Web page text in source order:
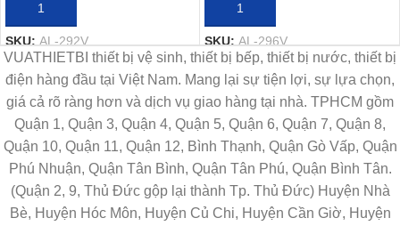
THÊM VÀO GIỎ HÀNG
SKU:AL-292V
THÊM VÀO GIỎ HÀNG
SKU:AL-296V
VUATHIETBI thiết bị vệ sinh, thiết bị bếp, thiết bị nước, thiết bị
điện hàng đầu tại Việt Nam. Mang lại sự tiện lợi, sự lựa chọn,
giá cả rõ ràng hơn và dịch vụ giao hàng tại nhà. TPHCM gồm
Quận 1, Quận 3, Quận 4, Quận 5, Quận 6, Quận 7, Quận 8,
Quận 10, Quận 11, Quận 12, Bình Thạnh, Quận Gò Vấp, Quận
Phú Nhuận, Quận Tân Bình, Quận Tân Phú, Quận Bình Tân.
(Quận 2, 9, Thủ Đức gộp lại thành Tp. Thủ Đức) Huyện Nhà
Bè, Huyện Hóc Môn, Huyện Củ Chi, Huyện Cần Giờ, Huyện